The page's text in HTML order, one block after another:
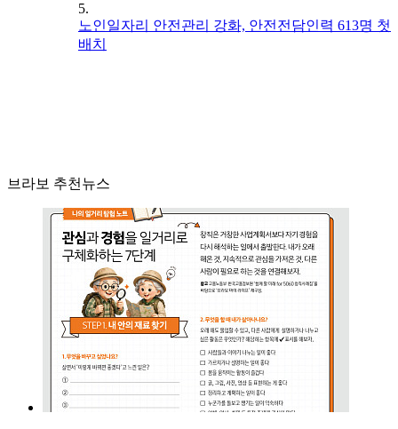
5.
노인일자리 안전관리 강화, 안전전담인력 613명 첫
배치
브라보 추천뉴스